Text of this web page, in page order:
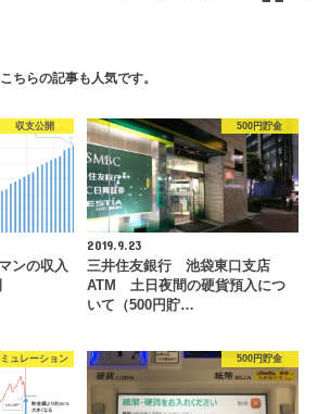
こちらの記事も人気です。
収支公開
ンの収入
500円貯金
2019.9.23
三井住友銀行 池袋東口支店
ATM 土日夜間の硬貨預入につ
いて（500円貯…
ュレーション 500円貯金